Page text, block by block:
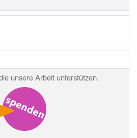
unsere Arbeit unterstützen.